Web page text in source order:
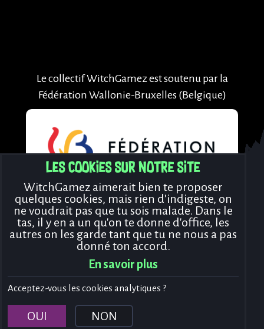
Le collectif WitchGamez est soutenu par la
Fédération Wallonie-Bruxelles (Belgique)
Rejoins-nous !
© Copyright WitchGamez 2026
Mentions légales
Politique de cookies
Les cookies sur notre site
WitchGamez aimerait bien te proposer
quelques cookies, mais rien d'indigeste, on
ne voudrait pas que tu sois malade. Dans le
tas, il y en a un qu'on te donne d'office, les
autres on les garde tant que tu ne nous a pas
donné ton accord.
En savoir plus
OUI NON
Acceptez-vous les cookies analytiques ?